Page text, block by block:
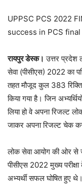
UPPSC PCS 2022
success in PCS
रायपुर डेस्क। उत्तर प्रदेश
सेवा (पीसीएस) 2022 का
तहत मौजूद कुल 383
किया गया है। जिन
लिया हो वे अपना रिजल्ट
जाकर अपना रिजल्ट चेक
लोक सेवा आयोग की ओर से
पीसीएस 2022 मुख्य
अभ्यर्थी सफल घोषित हुए थे।